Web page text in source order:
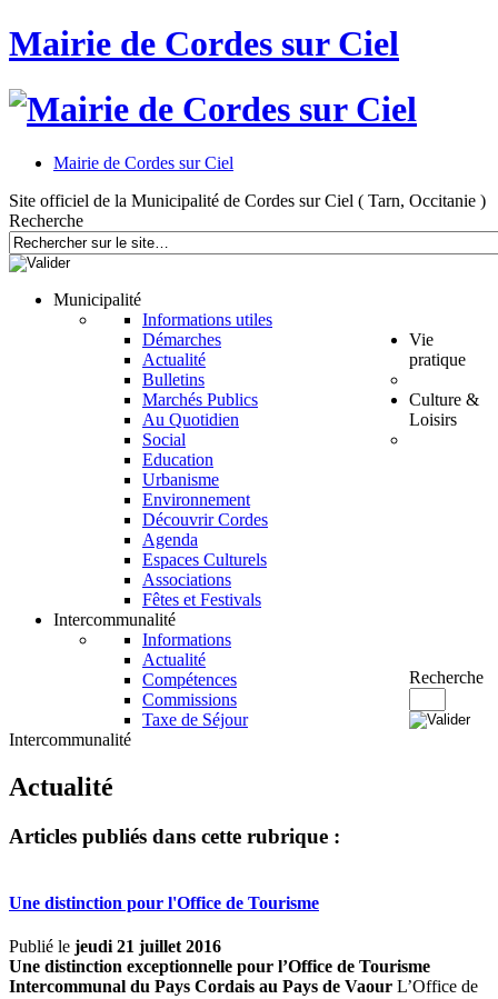
Mairie de Cordes sur Ciel
Mairie de Cordes sur Ciel
Site officiel de la Municipalité de Cordes sur Ciel ( Tarn, Occitanie )
Recherche
Municipalité
Informations utiles
Démarches
Actualité
Bulletins
Marchés Publics
Vie
pratique
Au Quotidien
Social
Education
Urbanisme
Environnement
Culture &
Loisirs
Découvrir Cordes
Agenda
Espaces Culturels
Associations
Fêtes et Festivals
Intercommunalité
Informations
Actualité
Compétences
Commissions
Taxe de Séjour
Recherche
Intercommunalité
Actualité
Articles publiés dans cette rubrique :
Une distinction pour l'Office de Tourisme
Publié le jeudi 21 juillet 2016
Une distinction exceptionnelle pour l’Office de Tourisme
Intercommunal du Pays Cordais au Pays de Vaour L’Office de